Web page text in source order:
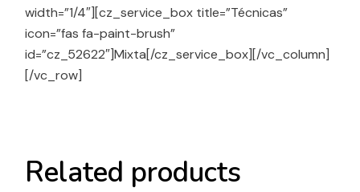
width=”1/4″][cz_service_box title=”Técnicas”
icon=”fas fa-paint-brush”
id=”cz_52622″]Mixta[/cz_service_box][/vc_column]
[/vc_row]
Related products